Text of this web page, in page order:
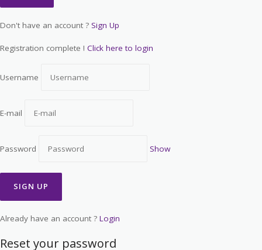
Don't have an account ? Sign Up
Registration complete ! Click here to login
Username
E-mail
Password Show
Already have an account ? Login
Reset your password